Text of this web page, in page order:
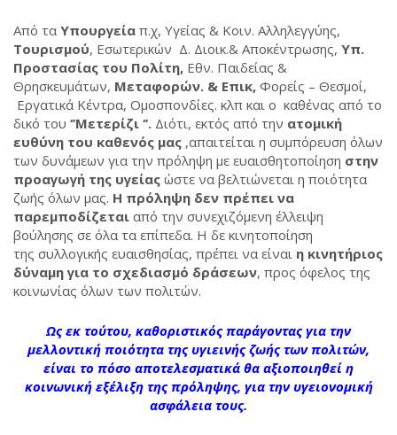
Από τα Υπουργεία π.χ, Υγείας & Κοιν. Αλληλεγγύης,
Τουρισμού, Εσωτερικών Δ. Διοικ.& Αποκέντρωσης, Υπ.
Προστασίας του Πολίτη, Εθν. Παιδείας &
Θρησκευμάτων, Μεταφορών. & Επικ, Φορείς – Θεσμοί,
Εργατικά Κέντρα, Ομοσπονδίες. κλπ και ο καθένας από το
δικό του ‘’Μετερίζι ‘’. Διότι, εκτός από την ατομική
ευθύνη του καθενός μας ,απαιτείται η συμπόρευση όλων
των δυνάμεων για την πρόληψη με ευαισθητοποίηση στην
προαγωγή της υγείας ώστε να βελτιώνεται η ποιότητα
ζωής όλων μας. Η πρόληψη δεν πρέπει να
παρεμποδίζεται από την συνεχιζόμενη έλλειψη
βούλησης σε όλα τα επίπεδα. Η δε κινητοποίηση
της συλλογικής ευαισθησίας, πρέπει να είναι η κινητήριος
δύναμη για το σχεδιασμό δράσεων, προς όφελος της
κοινωνίας όλων των πολιτών.
Ως εκ τούτου, καθοριστικός παράγοντας για την
μελλοντική ποιότητα της υγιεινής ζωής των πολιτών,
είναι το πόσο αποτελεσματικά θα αξιοποιηθεί η
κοινωνική εξέλιξη της πρόληψης, για την υγειονομική
ασφάλεια τους.